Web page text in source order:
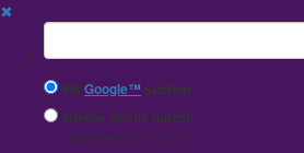
✖
Suchbegriff
MitGoogle™ suchen
Interne Suche nutzen
(eingeschränkte Ergebnisqualität)